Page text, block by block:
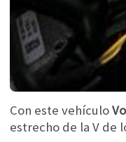
Con este vehículo
estrecho de la V de